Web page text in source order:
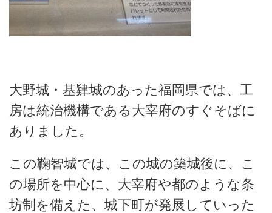
大野城・基肄城のあった福岡県では、工
房は統治機構である大宰府のすぐそばに
ありました。
この鞠智城では、この城の築城後に、こ
の場所を中心に、大宰府や都のような条
坊制を備えた、城下町が発展していった